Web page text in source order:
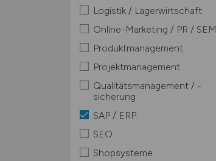
Logistik / Lagerwirtschaft
Online-Marketing / PR / SEM
Produktmanagement
Projektmanagement
Qualitätsmanagement / -
sicherung
SAP / ERP
SEO
Shopsysteme